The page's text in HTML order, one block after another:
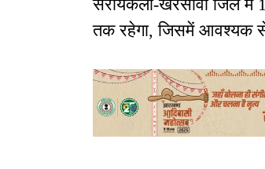
सरायकेला-खरसावां जिले
तक रहेगा, जिसमें आवश्यक